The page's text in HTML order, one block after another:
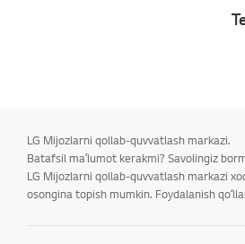
LG Mijozlarni qollab-quvvatlash markazi.
Batafsil maʼlumot kerakmi? Savolingiz
LG Mijozlarni qollab-quvvatlash markazi
osongina topish mumkin. Foydalanish